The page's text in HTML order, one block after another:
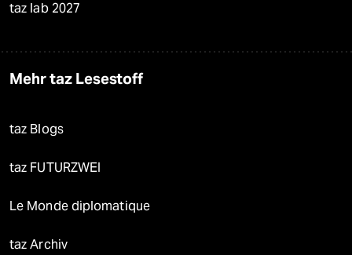
taz lab 2027
Mehr taz Lesestoff
taz Blogs
taz FUTURZWEI
Le Monde diplomatique
taz Archiv